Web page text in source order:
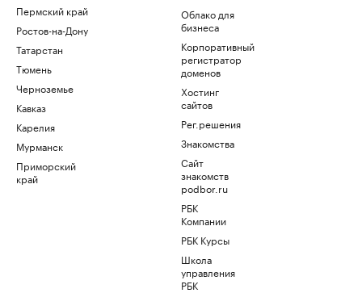
Пермский край
Ростов-на-Дону
Татарстан
Тюмень
Черноземье
Кавказ
Карелия
Мурманск
Приморский
край
Облако для
бизнеса
Корпоративный
регистратор
доменов
Хостинг
сайтов
Рег.решения
Знакомства
Сайт
знакомств
podbor.ru
РБК
Компании
РБК Курсы
Школа
управления
РБК